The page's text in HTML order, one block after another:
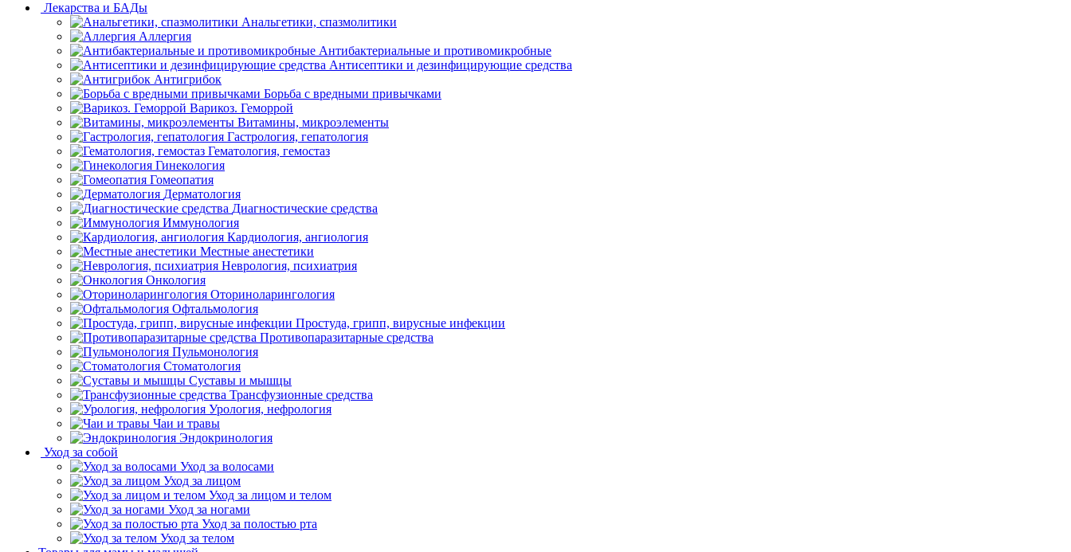
Лекарства и БАДы
Анальгетики, спазмолитики
Аллергия
Антибактериальные и противомикробные
Антисептики и дезинфицирующие средства
Антигрибок
Борьба с вредными привычками
Варикоз. Геморрой
Витамины, микроэлементы
Гастрология, гепатология
Гематология, гемостаз
Гинекология
Гомеопатия
Дерматология
Диагностические средства
Иммунология
Кардиология, ангиология
Местные анестетики
Неврология, психиатрия
Онкология
Оториноларингология
Офтальмология
Простуда, грипп, вирусные инфекции
Противопаразитарные средства
Пульмонология
Стоматология
Суставы и мышцы
Трансфузионные средства
Урология, нефрология
Чаи и травы
Эндокринология
Уход за собой
Уход за волосами
Уход за лицом
Уход за лицом и телом
Уход за ногами
Уход за полостью рта
Уход за телом